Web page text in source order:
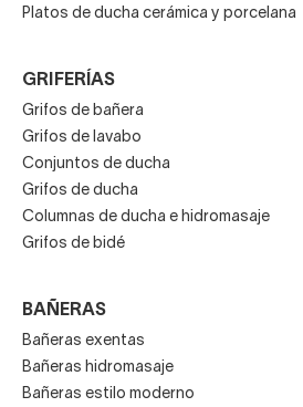
Platos de ducha cerámica y porcelana
GRIFERÍAS
Grifos de bañera
Grifos de lavabo
Conjuntos de ducha
Grifos de ducha
Columnas de ducha e hidromasaje
Grifos de bidé
BAÑERAS
Bañeras exentas
Bañeras hidromasaje
Bañeras estilo moderno